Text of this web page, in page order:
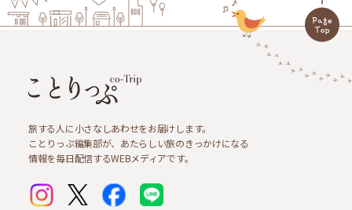
旅する人に小さなしあわせをお届けします。
ことりっぷ編集部が、あたらしい旅のきっかけになる
情報を毎日配信するWEBメディアです。